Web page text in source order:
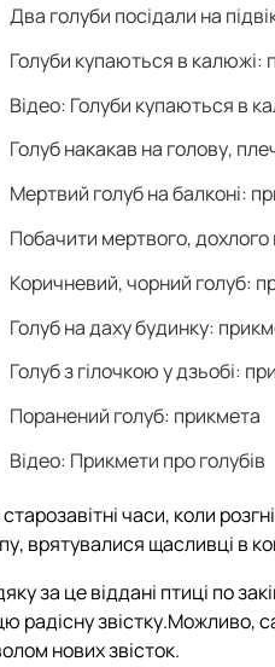
Два голуби посідали на
Голуби купаються в калюжі:
Відео: Голуби купаються в
Голуб накакав на голову,
Мертвий голуб на балконі:
Побачити мертвого, дохлого
Коричневий, чорний голуб:
Голуб на даху будинку:
Голуб з гілочкою у дзьобі:
Поранений голуб: прикмета
Відео: Прикмети про голубів
часи, коли
врятувалися щасливці в
за це віддані птиці по
радісну звістку.Можливо,
нових звісток.